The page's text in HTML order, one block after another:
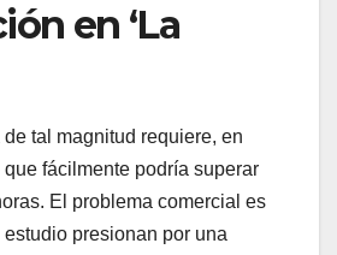
en ‘La
tal magnitud requiere, en
fácilmente podría superar
El problema comercial es
presionan por una